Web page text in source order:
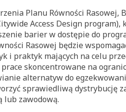
Planu Równości Rasowej,
Access Design
barier w dostępie do
Rasowej będzie
i praktyk mających na celu
prace skoncentrowane na
alternatyw do
sprawiedliwą dystrybucję
lub zawodową.